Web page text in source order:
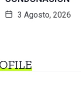
3 Agosto, 2026